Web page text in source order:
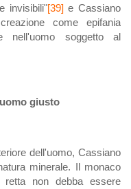
invisibili"[39] e Cassiano
come epifania
nell'uomo soggetto al
giusto
dell'uomo, Cassiano
minerale. Il monaco
retta non debba essere